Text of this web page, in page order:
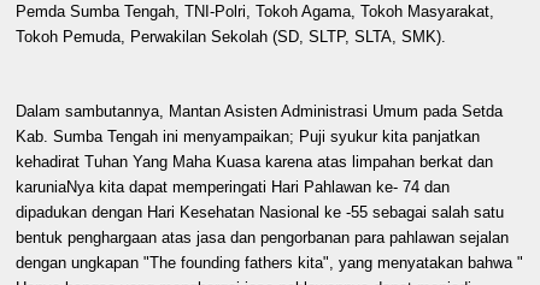
Pemda Sumba Tengah, TNI-Polri, Tokoh Agama, Tokoh Masyarakat,
Tokoh Pemuda, Perwakilan Sekolah (SD, SLTP, SLTA, SMK).
Dalam sambutannya, Mantan Asisten Administrasi Umum pada Setda
Kab. Sumba Tengah ini menyampaikan; Puji syukur kita panjatkan
kehadirat Tuhan Yang Maha Kuasa karena atas limpahan berkat dan
karuniaNya kita dapat memperingati Hari Pahlawan ke- 74 dan
dipadukan dengan Hari Kesehatan Nasional ke -55 sebagai salah satu
bentuk penghargaan atas jasa dan pengorbanan para pahlawan sejalan
dengan ungkapan "The founding fathers kita", yang menyatakan bahwa "